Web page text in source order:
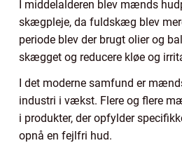
I middelalderen blev mænds
skægpleje, da fuldskæg blev
periode blev der brugt olier og
skægget og reducere kløe og
I det moderne samfund er
industri i vækst. Flere og flere
i produkter, der opfylder
opnå en fejlfri hud.